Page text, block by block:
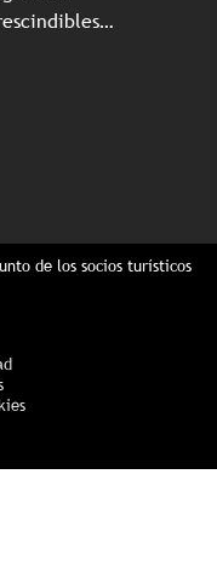
de los socios turísticos